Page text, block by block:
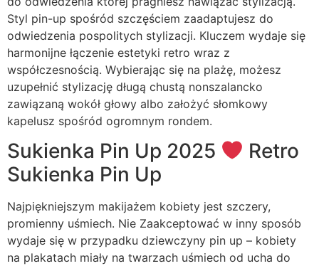
Styl pin-up spośród szczęściem zaadaptujesz do
odwiedzenia pospolitych stylizacji. Kluczem wydaje się
harmonijne łączenie estetyki retro wraz z
współczesnością. Wybierając się na plażę, możesz
uzupełnić stylizację długą chustą nonszalancko
zawiązaną wokół głowy albo założyć słomkowy
kapelusz spośród ogromnym rondem.
Sukienka Pin Up 2025
Retro
Sukienka Pin Up
Najpiękniejszym makijażem kobiety jest szczery,
promienny uśmiech. Nie Zaakceptować w inny sposób
wydaje się w przypadku dziewczyny pin up – kobiety
na plakatach miały na twarzach uśmiech od ucha do